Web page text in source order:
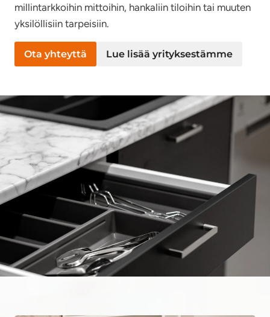
millintarkkoihin mittoihin, hankaliin tiloihin tai muuten
yksilöllisiin tarpeisiin.
Ota yhteyttä Lue lisää yrityksestämme